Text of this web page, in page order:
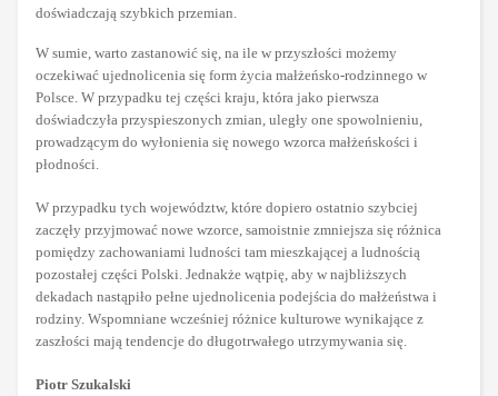
doświadczają szybkich przemian.
W sumie, warto zastanowić się, na ile w przyszłości możemy
oczekiwać ujednolicenia się form życia małżeńsko-rodzinnego w
Polsce. W przypadku tej części kraju, która jako pierwsza
doświadczyła przyspieszonych zmian, uległy one spowolnieniu,
prowadzącym do wyłonienia się nowego wzorca małżeńskości i
płodności.
W przypadku tych województw, które dopiero ostatnio szybciej
zaczęły przyjmować nowe wzorce, samoistnie zmniejsza się różnica
pomiędzy zachowaniami ludności tam mieszkającej a ludnością
pozostałej części Polski. Jednakże wątpię, aby w najbliższych
dekadach nastąpiło pełne ujednolicenia podejścia do małżeństwa i
rodziny. Wspomniane wcześniej różnice kulturowe wynikające z
zaszłości mają tendencje do długotrwałego utrzymywania się.
Piotr Szukalski